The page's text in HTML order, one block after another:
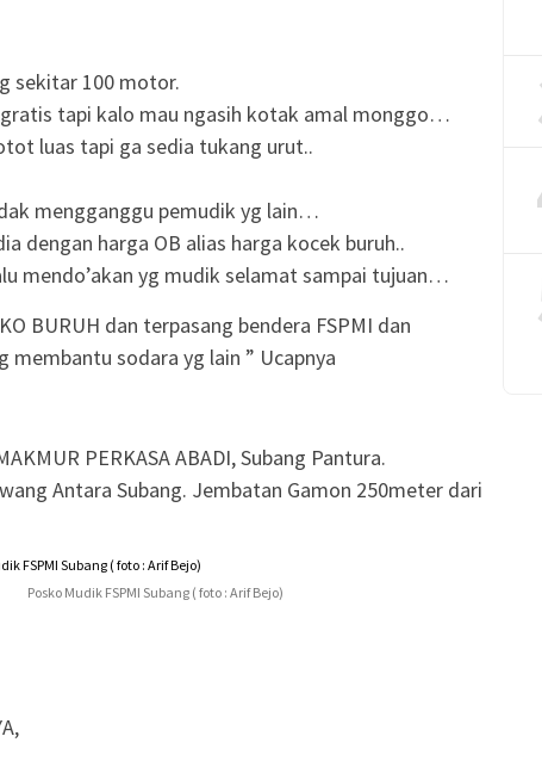
sekitar 100 motor.
tapi kalo mau ngasih kotak amal monggo…
luas tapi ga sedia tukang urut..
mengganggu pemudik yg lain…
dengan harga OB alias harga kocek buruh..
mendo’akan yg mudik selamat sampai tujuan…
BURUH dan terpasang bendera FSPMI dan
sodara yg lain ” Ucapnya
PERKASA ABADI, Subang Pantura.
Antara Subang. Jembatan Gamon 250meter dari
Posko Mudik FSPMI Subang ( foto : Arif Bejo)